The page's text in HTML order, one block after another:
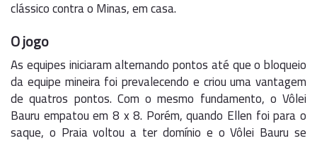
clássico contra o Minas, em casa.
O jogo
As equipes iniciaram alternando pontos até que o bloqueio
da equipe mineira foi prevalecendo e criou uma vantagem
de quatros pontos. Com o mesmo fundamento, o Vôlei
Bauru empatou em 8 x 8. Porém, quando Ellen foi para o
saque, o Praia voltou a ter domínio e o Vôlei Bauru se